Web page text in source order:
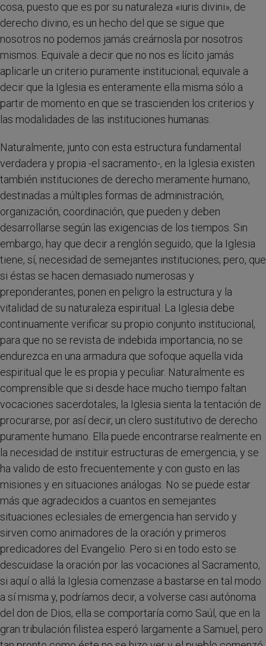
cosa, puesto que es por su naturaleza «iuris divini», de
derecho divino, es un hecho del que se sigue que
nosotros no podemos jamás creárnosla por nosotros
mismos. Equivale a decir que no nos es lícito jamás
aplicarle un criterio puramente institucional; equivale a
decir que la Iglesia es enteramente ella misma sólo a
partir de momento en que se trascienden los criterios y
las modalidades de las instituciones humanas.
Naturalmente, junto con esta estructura fundamental
verdadera y propia -el sacramento-, en la Iglesia existen
también instituciones de derecho meramente humano,
destinadas a múltiples formas de administración,
organización, coordinación, que pueden y deben
desarrollarse según las exigencias de los tiempos. Sin
embargo, hay que decir a renglón seguido, que la Iglesia
tiene, sí, necesidad de semejantes instituciones; pero, que
si éstas se hacen demasiado numerosas y
preponderantes, ponen en peligro la estructura y la
vitalidad de su naturaleza espiritual. La Iglesia debe
continuamente verificar su propio conjunto institucional,
para que no se revista de indebida importancia, no se
endurezca en una armadura que sofoque aquella vida
espiritual que le es propia y peculiar. Naturalmente es
comprensible que si desde hace mucho tiempo faltan
vocaciones sacerdotales, la Iglesia sienta la tentación de
procurarse, por así decir, un clero sustitutivo de derecho
puramente humano. Ella puede encontrarse realmente en
la necesidad de instituir estructuras de emergencia, y se
ha valido de esto frecuentemente y con gusto en las
misiones y en situaciones análogas. No se puede estar
más que agradecidos a cuantos en semejantes
situaciones eclesiales de emergencia han servido y
sirven como animadores de la oración y primeros
predicadores del Evangelio. Pero si en todo esto se
descuidase la oración por las vocaciones al Sacramento,
si aquí o allá la Iglesia comenzase a bastarse en tal modo
a sí misma y, podríamos decir, a volverse casi autónoma
del don de Dios, ella se comportaría como Saúl, que en la
gran tribulación filistea esperó largamente a Samuel, pero